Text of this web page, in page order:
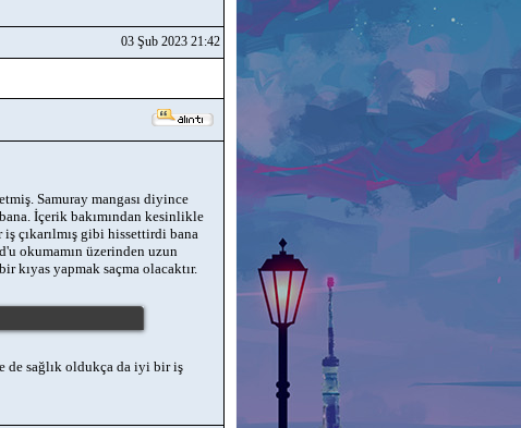
03 Şub 2023 21:42
Samuray mangası diyince
İçerik bakımından kesinlikle
çıkarılmış gibi hissettirdi bana
okumamın üzerinden uzun
kıyas yapmak saçma olacaktır.
de sağlık oldukça da iyi bir iş